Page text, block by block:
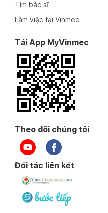
Tìm bác sĩ
Làm việc tại Vinmec
Tải App MyVinmec
Theo dõi chúng tôi
Đối tác liên kết